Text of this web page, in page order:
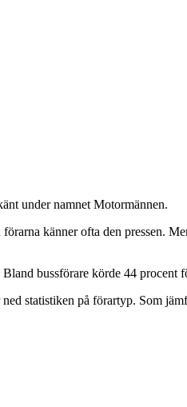
under namnet Motormännen.
känner ofta den pressen.
bussförare körde 44 procent
statistiken på förartyp. Som